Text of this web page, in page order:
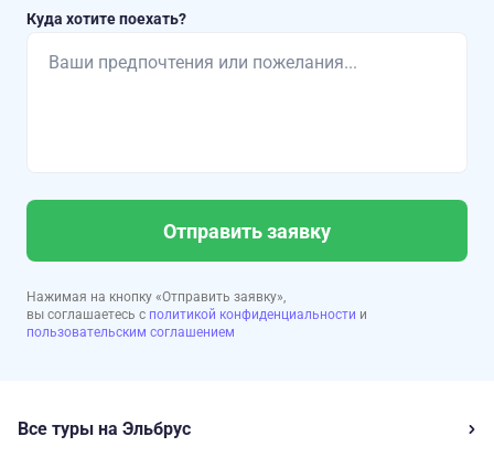
Куда хотите поехать?
Отправить заявку
Нажимая на кнопку «Отправить заявку»,
вы соглашаетесь с политикой конфиденциальности и
пользовательским соглашением
Все туры на Эльбрус